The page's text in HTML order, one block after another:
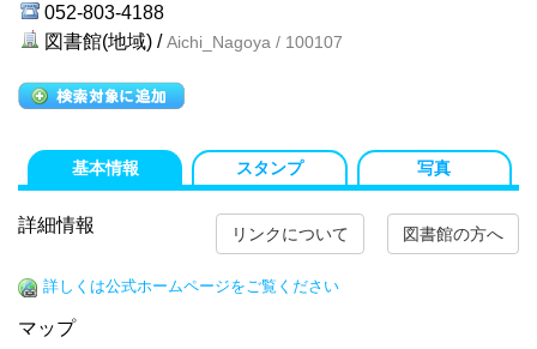
052-803-4188
図書館(地域) / Aichi_Nagoya / 100107
基本情報 スタンプ 写真
リンクについて 図書館の方へ
詳細情報
詳しくは公式ホームページをご覧ください
マップ